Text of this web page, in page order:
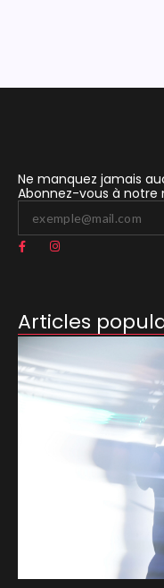
Ne manquez jamais
Abonnez-vous à notre
Articles